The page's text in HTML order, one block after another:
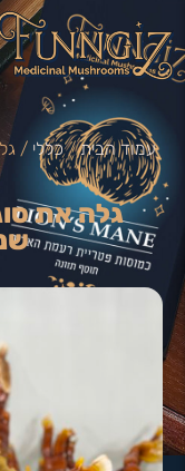
עמוד הבית/כללי /
גלה את